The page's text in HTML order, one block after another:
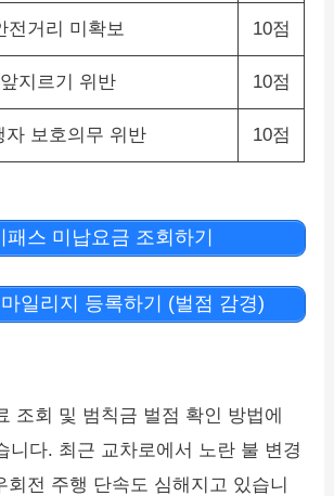
전거리 미확보 10점
앞지르기 위반 10점
자 보호의무 위반 10점
패스 미납요금 조회하기
일리지 등록하기 (벌점 감경)
조회 및 범칙금 벌점 확인 방법에
니다. 최근 교차로에서 노란 불 변경
회전 주행 단속도 심해지고 있습니